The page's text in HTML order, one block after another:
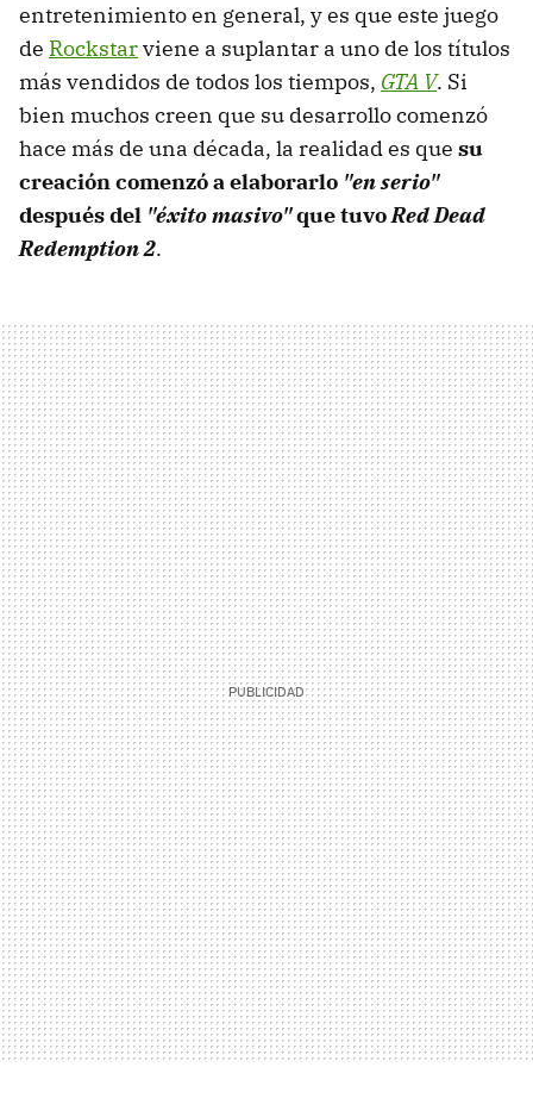
entretenimiento en general, y es que este juego
de Rockstarviene a suplantar a uno de los títulos
más vendidos de todos los tiempos, GTA V. Si
bien muchos creen que su desarrollo comenzó
hace más de una década, la realidad es que su
creación comenzó a elaborarlo "en serio"
después del "éxito masivo"que tuvoRed Dead
Redemption 2.